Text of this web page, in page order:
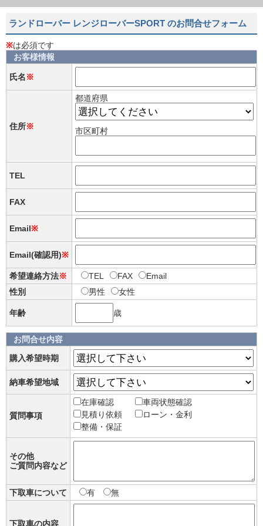
ランドローバー レンジローバーSPORT のお問合せフォーム
※は必須です
お客様情報
氏名※
住所※
都道府県
市区町村
TEL
FAX
Email※
Email(確認用)※
希望連絡方法※ TEL FAX
Email
性別
男性 女性
年齢 歳
お問合せ内容
購入希望時期
納車希望地域
質問事項
在庫確認
車両状態確認
見積り依頼
ローン・金利
整備・保証
その他
ご質問内容など
下取車について 有 無
下取車の内容